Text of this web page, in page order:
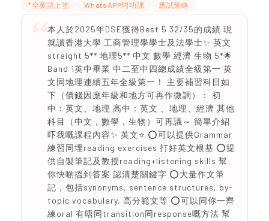
*全英語上堂 WhatsAPP問功課 應試策略
本人於2025年DSE獲得Best 5 32/35的成績 現
就讀香港大學 工商管理學學士及法學士✨ 英文
straight 5** 地理5** 中文 數學 經濟 生物 5*🌟
Band 1英中畢業 中二至中四總成績全級第一 英
文同地理連續五年全級第一！ 主要補習科目如
下（價錢因應年級和地方可再作微調）： 初
中：英文、地理 高中：英文 、地理、經濟 其他
科目（中文，數學，生物）可再議～ 簡單介紹
吓我嘅課程內容✨ 英文⭐️ ⭕️可以提供Grammar
練習同埋reading exercises 打好英文根基 ⭕️提
供自製筆記及教授reading+listening skills 幫
你快啲搵到答案 認清楚關鍵字 ⭕️大量作文筆
記，包括synonyms, sentence structures, by-
topic vocabulary, 高分範文等 ⭕️可以同你一齊
練oral 有唔同transition同response嘅方法 幫